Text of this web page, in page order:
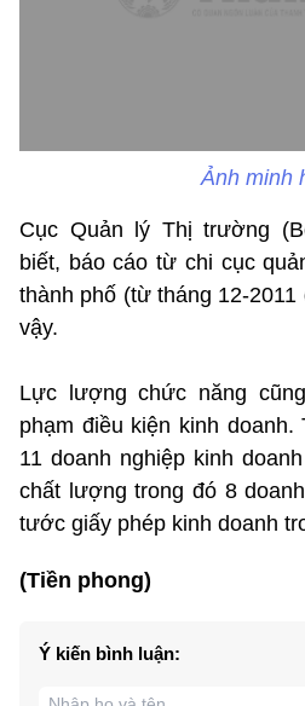
Ảnh minh
Cục Quản lý Thị trường
biết, báo cáo từ chi cục
thành phố (từ tháng 12-
vậy.
Lực lượng chức năng
phạm điều kiện kinh doanh.
11 doanh nghiệp kinh
chất lượng trong đó 8
tước giấy phép kinh doanh
(Tiền phong)
Ý kiến bình luận: